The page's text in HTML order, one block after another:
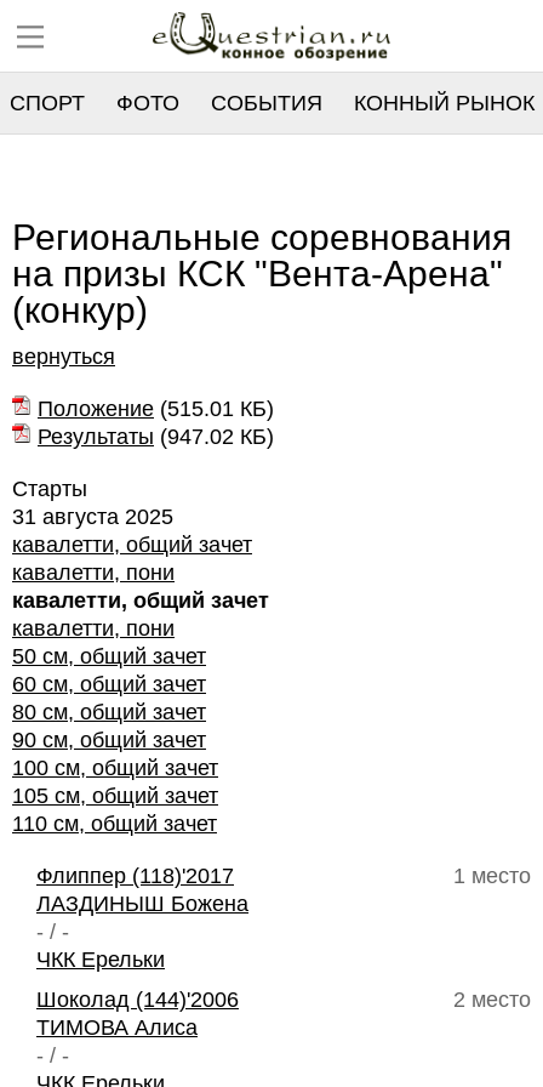
СПОРТ ФОТО СОБЫТИЯ КОННЫЙ РЫНОК
Региональные соревнования
на призы КСК "Вента-Арена"
(конкур)
вернуться
Положение (515.01 КБ)
Результаты (947.02 КБ)
Старты
31 августа 2025
кавалетти, общий зачет
кавалетти, пони
кавалетти, общий зачет
кавалетти, пони
50 см, общий зачет
60 см, общий зачет
80 см, общий зачет
90 см, общий зачет
100 см, общий зачет
105 см, общий зачет
110 см, общий зачет
1 место
Флиппер (118)'2017
ЛАЗДИНЫШ Божена
- / -
ЧКК Ерельки
2 место
Шоколад (144)'2006
ТИМОВА Алиса
- / -